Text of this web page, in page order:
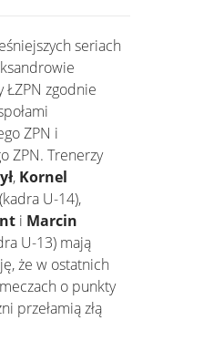
seriach
ŁZPN zgodnie
ZPN i
ZPN. Trenerzy
, Kornel
(kadra U-14),
i Marcin
U-13) mają
że w ostatnich
o punkty
przełamią złą